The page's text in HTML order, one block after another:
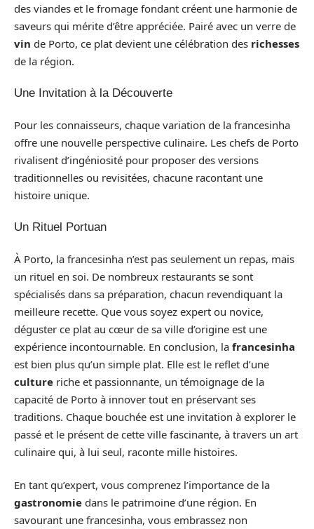
des viandes et le fromage fondant créent une harmonie de
saveurs qui mérite d’être appréciée. Pairé avec un verre de
vin de Porto, ce plat devient une célébration des richesses
de la région.
Une Invitation à la Découverte
Pour les connaisseurs, chaque variation de la francesinha
offre une nouvelle perspective culinaire. Les chefs de Porto
rivalisent d’ingéniosité pour proposer des versions
traditionnelles ou revisitées, chacune racontant une
histoire unique.
Un Rituel Portuan
À Porto, la francesinha n’est pas seulement un repas, mais
un rituel en soi. De nombreux restaurants se sont
spécialisés dans sa préparation, chacun revendiquant la
meilleure recette. Que vous soyez expert ou novice,
déguster ce plat au cœur de sa ville d’origine est une
expérience incontournable. En conclusion, la francesinha
est bien plus qu’un simple plat. Elle est le reflet d’une
culture riche et passionnante, un témoignage de la
capacité de Porto à innover tout en préservant ses
traditions. Chaque bouchée est une invitation à explorer le
passé et le présent de cette ville fascinante, à travers un art
culinaire qui, à lui seul, raconte mille histoires.
En tant qu’expert, vous comprenez l’importance de la
gastronomie dans le patrimoine d’une région. En
savourant une francesinha, vous embrassez non